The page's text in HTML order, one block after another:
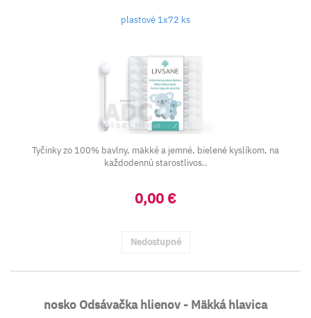
plastové 1x72 ks
Tyčinky zo 100% bavlny, mäkké a jemné, bielené kyslíkom, na
každodennú starostlivos..
0,00 €
Nedostupné
nosko Odsávačka hlienov - Mäkká hlavica